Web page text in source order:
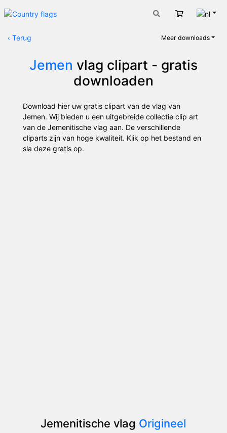
Winkelwagen
‹ Terug Meer downloads
Jemen vlag clipart - gratis
downloaden
Download hier uw gratis clipart van de vlag van
Jemen. Wij bieden u een uitgebreide collectie clip art
van de Jemenitische vlag aan. De verschillende
cliparts zijn van hoge kwaliteit. Klik op het bestand en
sla deze gratis op.
Jemenitische vlag Origineel